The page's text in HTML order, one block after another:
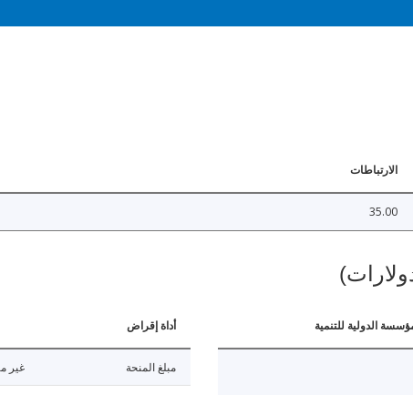
الارتباطات
35.00
الدولية للتنمية أداة إقراض
مبلغ المنحة غير